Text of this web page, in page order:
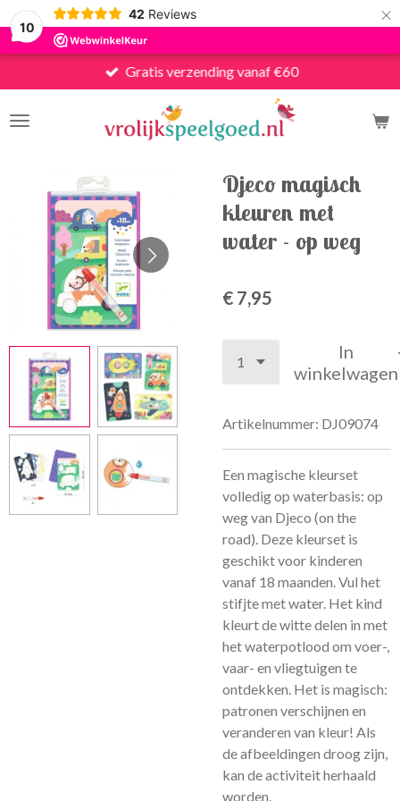
10
42 Reviews ×
Gratis verzending vanaf €60
Djeco magisch
kleuren met
water - op weg
€ 7,95
In
winkelwagen
Artikelnummer: DJ09074
Een magische kleurset
volledig op waterbasis: op
weg van Djeco (on the
road). Deze kleurset is
geschikt voor kinderen
vanaf 18 maanden. Vul het
stifjte met water. Het kind
kleurt de witte delen in met
het waterpotlood om voer-,
vaar- en vliegtuigen te
ontdekken. Het is magisch:
patronen verschijnen en
veranderen van kleur! Als
de afbeeldingen droog zijn,
kan de activiteit herhaald
worden.